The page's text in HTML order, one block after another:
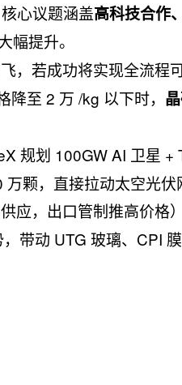
心议题涵盖高科技合作
提升。
，若成功将实现全流程
至 2 万 /kg 以下时，
规划 100GW AI 卫星 +
颗，直接拉动太空光伏
应，出口管制推高价格
带动 UTG 玻璃、CPI